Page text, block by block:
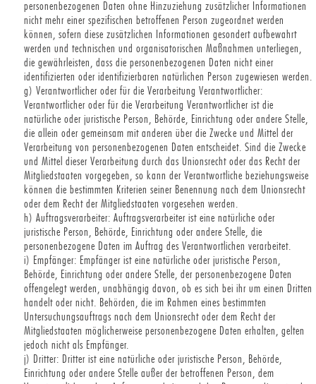
personenbezogenen Daten ohne Hinzuziehung zusätzlicher Informationen
nicht mehr einer spezifischen betroffenen Person zugeordnet werden
können, sofern diese zusätzlichen Informationen gesondert aufbewahrt
werden und technischen und organisatorischen Maßnahmen unterliegen,
die gewährleisten, dass die personenbezogenen Daten nicht einer
identifizierten oder identifizierbaren natürlichen Person zugewiesen werden.
g) Verantwortlicher oder für die Verarbeitung Verantwortlicher:
Verantwortlicher oder für die Verarbeitung Verantwortlicher ist die
natürliche oder juristische Person, Behörde, Einrichtung oder andere Stelle,
die allein oder gemeinsam mit anderen über die Zwecke und Mittel der
Verarbeitung von personenbezogenen Daten entscheidet. Sind die Zwecke
und Mittel dieser Verarbeitung durch das Unionsrecht oder das Recht der
Mitgliedstaaten vorgegeben, so kann der Verantwortliche beziehungsweise
können die bestimmten Kriterien seiner Benennung nach dem Unionsrecht
oder dem Recht der Mitgliedstaaten vorgesehen werden.
h) Auftragsverarbeiter: Auftragsverarbeiter ist eine natürliche oder
juristische Person, Behörde, Einrichtung oder andere Stelle, die
personenbezogene Daten im Auftrag des Verantwortlichen verarbeitet.
i) Empfänger: Empfänger ist eine natürliche oder juristische Person,
Behörde, Einrichtung oder andere Stelle, der personenbezogene Daten
offengelegt werden, unabhängig davon, ob es sich bei ihr um einen Dritten
handelt oder nicht. Behörden, die im Rahmen eines bestimmten
Untersuchungsauftrags nach dem Unionsrecht oder dem Recht der
Mitgliedstaaten möglicherweise personenbezogene Daten erhalten, gelten
jedoch nicht als Empfänger.
j) Dritter: Dritter ist eine natürliche oder juristische Person, Behörde,
Einrichtung oder andere Stelle außer der betroffenen Person, dem